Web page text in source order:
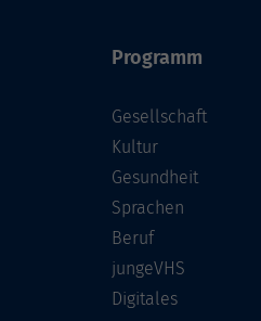
Programm
Gesellschaft
Kultur
Gesundheit
Sprachen
Beruf
jungeVHS
Digitales